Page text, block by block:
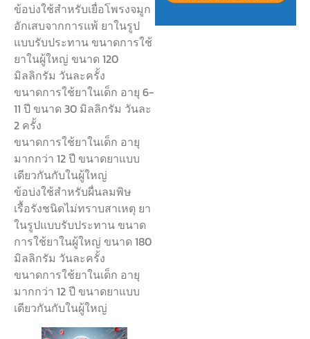
ข้อบ่งใช้สำหรับเยื่อโพรงจมูก
อักเสบจากการแพ้ ยาในรูป
แบบรับประทาน ขนาดการใช้
ยาในผู้ใหญ่ ขนาด 120
มิลลิกรัม วันละครั้ง
ขนาดการใช้ยาในเด็ก อายุ 6-
11 ปี ขนาด 30 มิลลิกรัม วันละ
2 ครั้ง
ขนาดการใช้ยาในเด็ก อายุ
มากกว่า 12 ปี ขนาดยาแบบ
เดียวกันกับในผู้ใหญ่
ข้อบ่งใช้สำหรับผื่นลมพิษ
เรื้อรังชนิดไม่ทราบสาเหตุ ยา
ในรูปแบบรับประทาน ขนาด
การใช้ยาในผู้ใหญ่ ขนาด 180
มิลลิกรัม วันละครั้ง
ขนาดการใช้ยาในเด็ก อายุ
มากกว่า 12 ปี ขนาดยาแบบ
เดียวกันกับในผู้ใหญ่